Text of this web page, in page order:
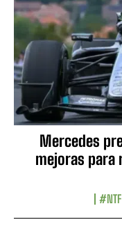
Mercedes
mejoras para
#NTF